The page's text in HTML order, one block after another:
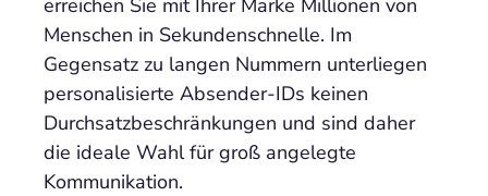
Menschen in Sekundenschnelle. Im
Gegensatz zu langen Nummern unterliegen
personalisierte Absender-IDs keinen
Durchsatzbeschränkungen und sind daher
die ideale Wahl für groß angelegte
Kommunikation.